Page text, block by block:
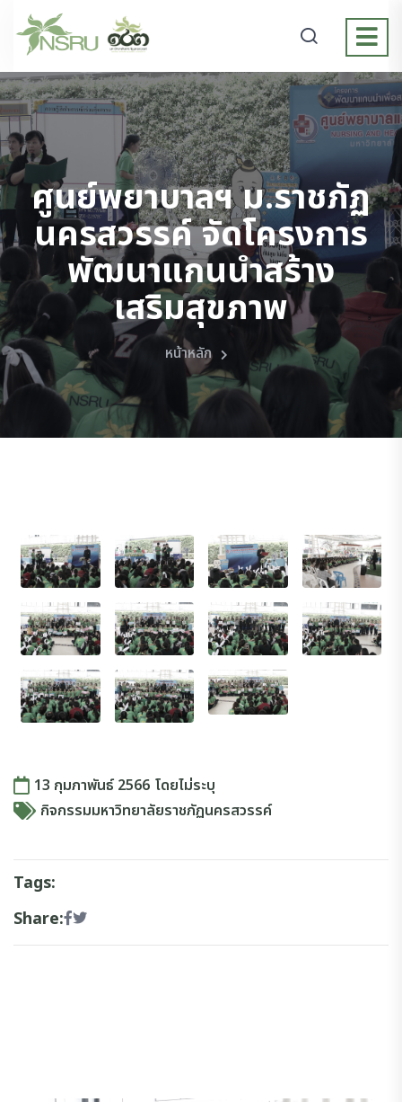
ศูนย์พยาบาลฯ ม.ราชภัฏ
นครสวรรค์ จัดโครงการ
พัฒนาแกนนำสร้าง
เสริมสุขภาพ
หน้าหลัก
13 กุมภาพันธ์ 2566 โดยไม่ระบุ
กิจกรรมมหาวิทยาลัยราชภัฏนครสวรรค์
Tags:
Share: